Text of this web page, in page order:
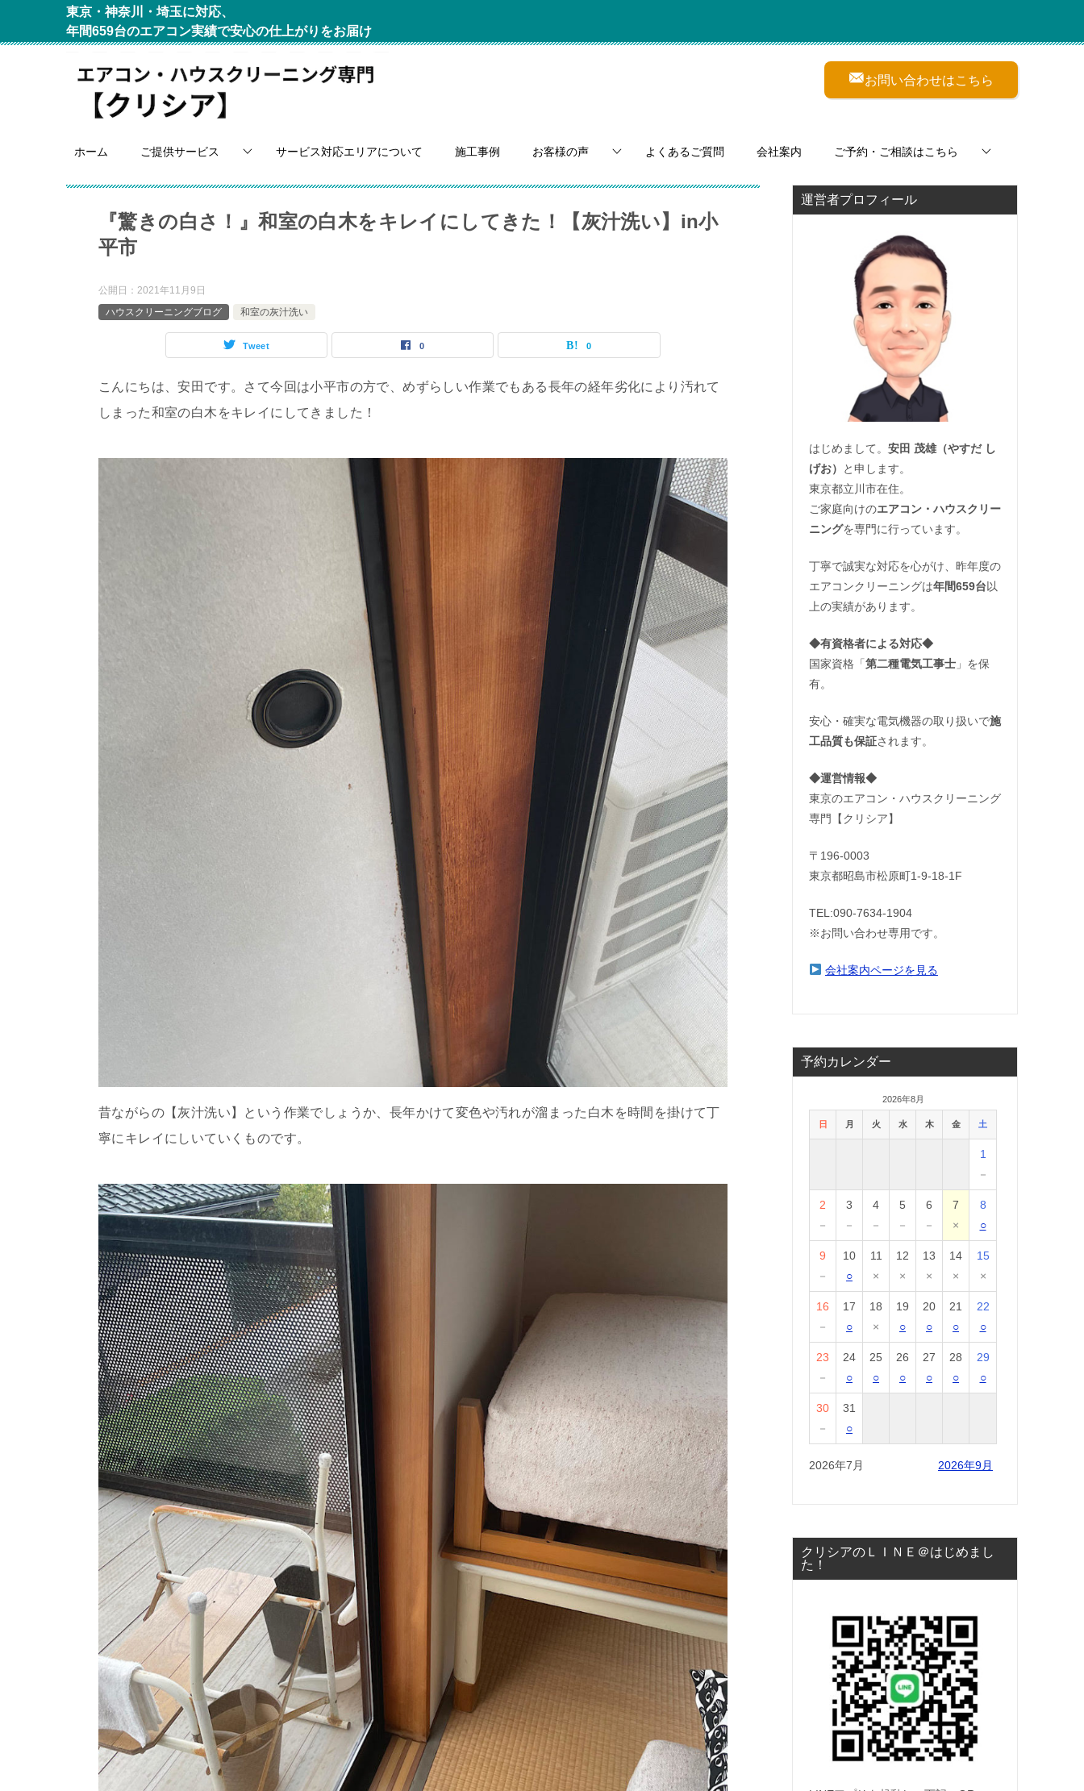
東京・神奈川・埼玉に対応、
年間659台のエアコン実績で安心の仕上がりをお届け
お問い合わせはこちら
ホーム ご提供サービス サービス対応エリアについて 施工事例 お客様の声 よくあるご質問 会社案内 ご予約・ご相談はこちら
『驚きの白さ！』和室の白木をキレイにしてきた！【灰汁洗い】in小
平市
公開日： 2021年11月9日
ハウスクリーニングブログ
和室の灰汁洗い
Tweet 0 0
こんにちは、安田です。さて今回は小平市の方で、めずらしい作業でもある長年の経年劣化により汚れて
しまった和室の白木をキレイにしてきました！
昔ながらの【灰汁洗い】という作業でしょうか、長年かけて変色や汚れが溜まった白木を時間を掛けて丁
寧にキレイにしいていくものです。
運営者プロフィール
はじめまして。 安田 茂雄（やすだ し
げお）
と申します。
東京都立川市在住。
ご家庭向けのエアコン・ハウスクリー
ニングを専門に行っています。
丁寧で誠実な対応を心がけ、昨年度の
エアコンクリーニングは年間659台以
上の実績があります。
◆有資格者による対応◆
国家資格「第二種電気工事士 」を保
有。
安心・確実な電気機器の取り扱いで施
工品質も保証されます。
◆運営情報◆
東京のエアコン・ハウスクリーニング
専門【クリシア】
〒196-0003
東京都昭島市松原町1-9‐18‐1F
TEL:090-7634-1904
※お問い合わせ専用です。
会社案内ページを見る
予約カレンダー
2026年8月
日 月 火 水 木 金 土
1
－
2
－
3
－
4
－
5
－
6
－
7
×
8
○
9
－
10
○
11
×
12
×
13
×
14
×
15
×
16
－
17
○
18
×
19
○
20
○
21
○
22
○
23
－
24
○
25
○
26
○
27
○
28
○
29
○
30
－
31
○
2026年7月 2026年9月
クリシアのＬＩＮＥ＠はじめまし
た！